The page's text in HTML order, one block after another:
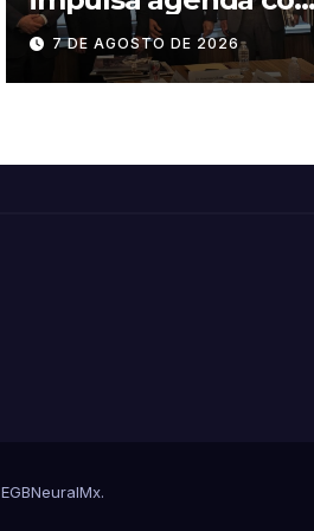
CANACAR y
CONCAMIN para
fortalecer la
7 DE AGOSTO DE 2026
EGBNeuralMx.